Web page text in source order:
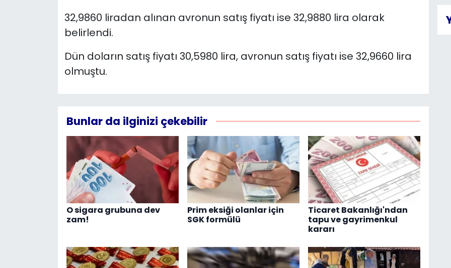
32,9860 liradan alınan avronun satış fiyatı ise 32,9880 lira olarak
belirlendi.
Dün doların satış fiyatı 30,5980 lira, avronun satış fiyatı ise 32,9660 lira
olmuştu.
Bunlar da ilginizi çekebilir
O sigara grubuna dev
zam!
Prim eksiği olanlar için
SGK formülü
Ticaret Bakanlığı'ndan
tapu ve gayrimenkul
kararı